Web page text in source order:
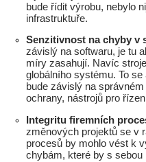
bude řídit výrobu, nebylo
infrastruktuře.
Senzitivnost na chyby v
závislý na softwaru, je tu
míry zasahují. Navíc
globálního systému. To
bude závislý na
ochrany, nástrojů pro
Integritu firemních
změnových projektů se v
procesů by mohlo vést k
chybám, které by s